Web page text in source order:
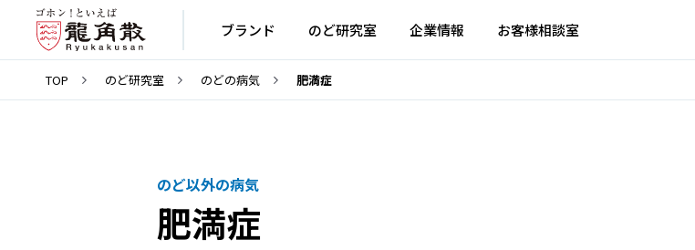
ブランド のど研究室 企業情報 お客様相談室
TOP のど研究室 のどの病気 肥満症
のど以外の病気
肥満症